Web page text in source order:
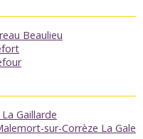
Beaulieu
Gaillarde
sur-Corrèze La